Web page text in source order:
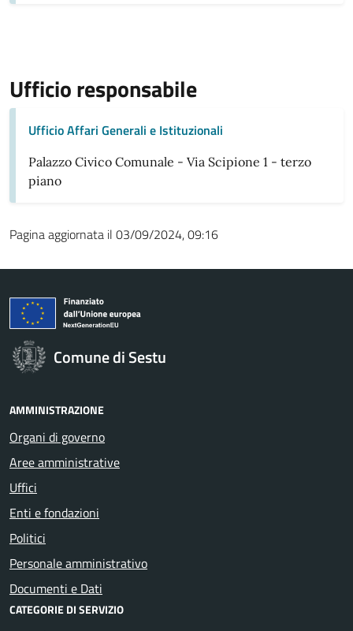
Ufficio responsabile
Ufficio Affari Generali e Istituzionali
Palazzo Civico Comunale - Via Scipione 1 - terzo
piano
Pagina aggiornata il 03/09/2024, 09:16
Comune di Sestu
AMMINISTRAZIONE
Organi di governo
Aree amministrative
Uffici
Enti e fondazioni
Politici
Personale amministrativo
Documenti e Dati
CATEGORIE DI SERVIZIO